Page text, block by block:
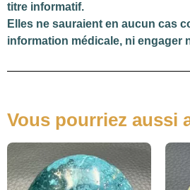
titre informatif.
Elles ne sauraient en aucun cas
information médicale, ni engager
Vous pourriez aussi